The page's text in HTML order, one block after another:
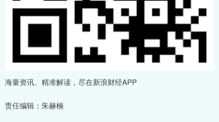
海量资讯、精准解读，尽在新浪财经APP
责任编辑：朱赫楠